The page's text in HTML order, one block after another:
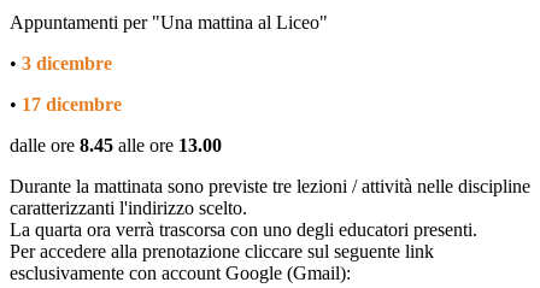
Appuntamenti per "Una mattina al Liceo"
• 3 dicembre
• 17 dicembre
dalle ore 8.45 alle ore 13.00
Durante la mattinata sono previste tre lezioni / attività nelle discipline
caratterizzanti l'indirizzo scelto.
La quarta ora verrà trascorsa con uno degli educatori presenti.
Per accedere alla prenotazione cliccare sul seguente link
esclusivamente con account Google (Gmail):